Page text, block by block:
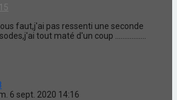
faut,j'ai pas ressenti une seconde
tout maté d'un coup .................
6 sept. 2020 14:16